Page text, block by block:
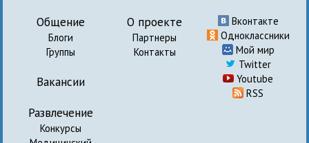
Общение
Блоги
Группы
Вакансии
Развлечение
Конкурсы
О проекте
Партнеры
Контакты
Вконтакте
Одноклассники
Мой мир
Twitter
Youtube
RSS